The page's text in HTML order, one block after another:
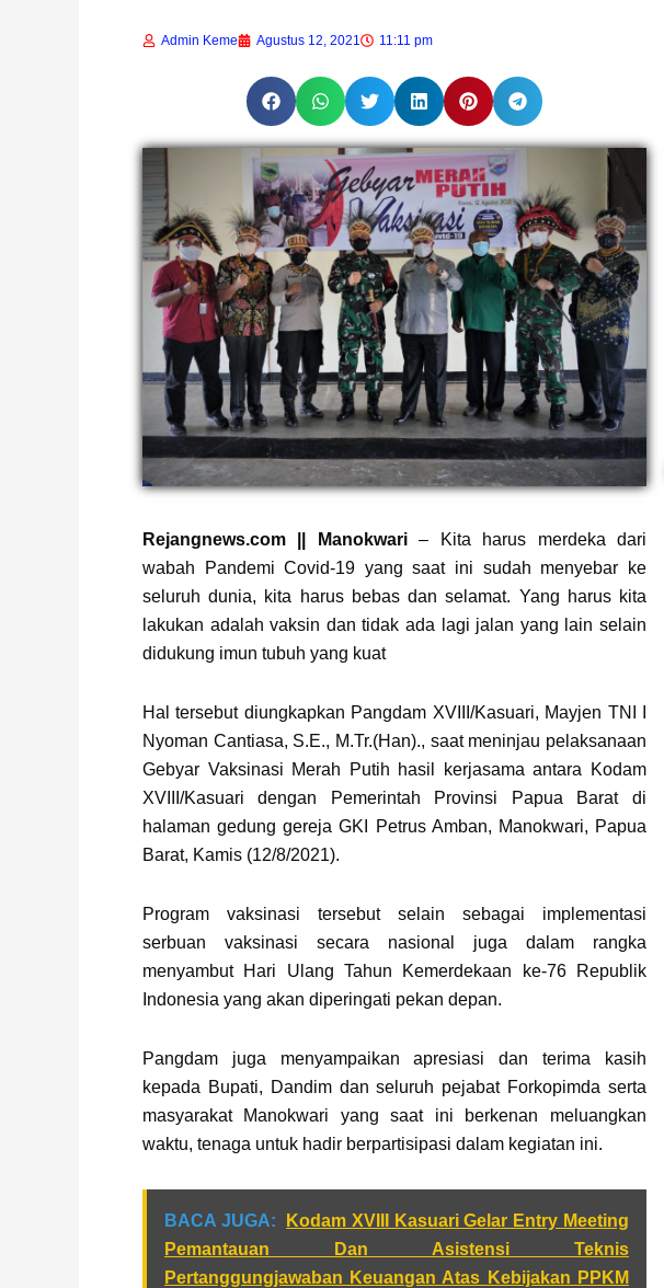
Admin Keme Agustus 12, 2021 11:11 pm
Rejangnews.com || Manokwari– Kita harus merdeka dari
wabah Pandemi Covid-19 yang saat ini sudah menyebar ke
seluruh dunia, kita harus bebas dan selamat. Yang harus kita
lakukan adalah vaksin dan tidak ada lagi jalan yang lain selain
didukung imun tubuh yang kuat
Hal tersebut diungkapkan Pangdam XVIII/Kasuari, Mayjen TNI I
Nyoman Cantiasa, S.E., M.Tr.(Han)., saat meninjau pelaksanaan
Gebyar Vaksinasi Merah Putih hasil kerjasama antara Kodam
XVIII/Kasuari dengan Pemerintah Provinsi Papua Barat di
halaman gedung gereja GKI Petrus Amban, Manokwari, Papua
Barat, Kamis (12/8/2021).
Program vaksinasi tersebut selain sebagai implementasi
serbuan vaksinasi secara nasional juga dalam rangka
menyambut Hari Ulang Tahun Kemerdekaan ke-76 Republik
Indonesia yang akan diperingati pekan depan.
Pangdam juga menyampaikan apresiasi dan terima kasih
kepada Bupati, Dandim dan seluruh pejabat Forkopimda serta
masyarakat Manokwari yang saat ini berkenan meluangkan
waktu, tenaga untuk hadir berpartisipasi dalam kegiatan ini.
BACA JUGA:
Kodam XVIII Kasuari Gelar Entry Meeting
Pemantauan Dan Asistensi Teknis
Pertanggungjawaban Keuangan Atas Kebijakan PPKM
Page
, PagePage